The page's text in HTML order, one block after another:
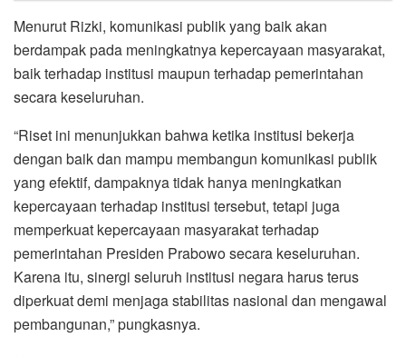
Menurut Rizki, komunikasi publik yang baik akan
berdampak pada meningkatnya kepercayaan masyarakat,
baik terhadap institusi maupun terhadap pemerintahan
secara keseluruhan.
“Riset ini menunjukkan bahwa ketika institusi bekerja
dengan baik dan mampu membangun komunikasi publik
yang efektif, dampaknya tidak hanya meningkatkan
kepercayaan terhadap institusi tersebut, tetapi juga
memperkuat kepercayaan masyarakat terhadap
pemerintahan Presiden Prabowo secara keseluruhan.
Karena itu, sinergi seluruh institusi negara harus terus
diperkuat demi menjaga stabilitas nasional dan mengawal
pembangunan,” pungkasnya.